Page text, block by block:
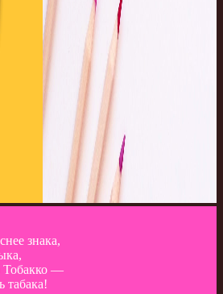
знака,
Тобакко —
табака!